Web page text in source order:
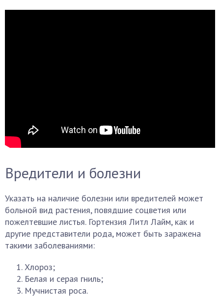
Вредители и болезни
Указать на наличие болезни или вредителей может
больной вид растения, повядшие соцветия или
пожелтевшие листья. Гортензия Литл Лайм, как и
другие представители рода, может быть заражена
такими заболеваниями:
Хлороз;
Белая и серая гниль;
Мучнистая роса.